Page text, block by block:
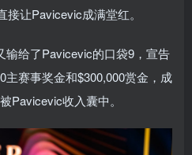
让Pavicevic成满堂红。
给了Pavicevic的口袋9，宣告
主赛事奖金和$300,000赏金，成
Pavicevic收入囊中。